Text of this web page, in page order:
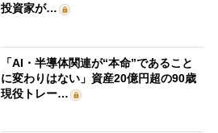
投資家が…
「AI・半導体関連が“本命”であること
に変わりはない」資産20億円超の90歳
現役トレー…